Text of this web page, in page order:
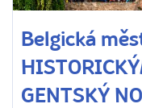
Belgická
GENTSKÝ